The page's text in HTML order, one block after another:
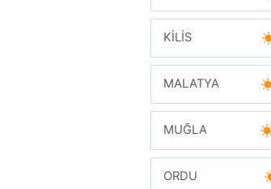
KİLİS
MALATYA
MUĞLA
ORDU